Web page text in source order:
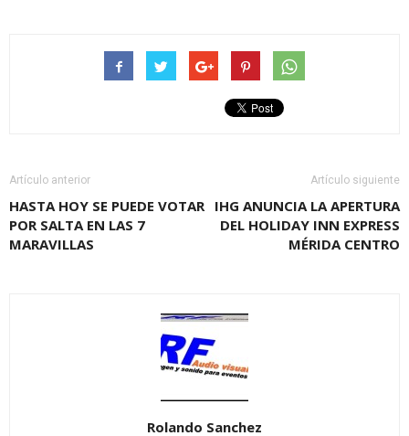
Artículo anterior
HASTA HOY SE PUEDE VOTAR
POR SALTA EN LAS 7
MARAVILLAS
Artículo siguiente
IHG ANUNCIA LA APERTURA
DEL HOLIDAY INN EXPRESS
MÉRIDA CENTRO
Rolando Sanchez